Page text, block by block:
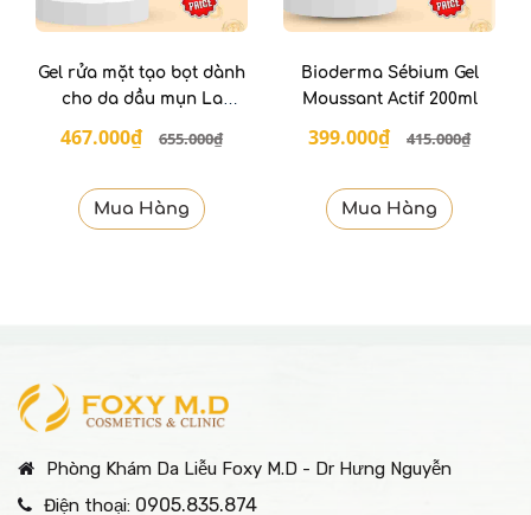
Gel rửa mặt tạo bọt dành
cho da dầu mụn La
Roche-Posay 400ml
467.000₫ 655.000₫
Mua Hàng
Bioderma Sébium Gel
Moussant Actif 200ml
399.000₫ 415.000₫
Mua Hàng
Phòng Khám Da Liễu Foxy M.D - Dr Hưng Nguyễn
Điện thoại: 0905.835.874